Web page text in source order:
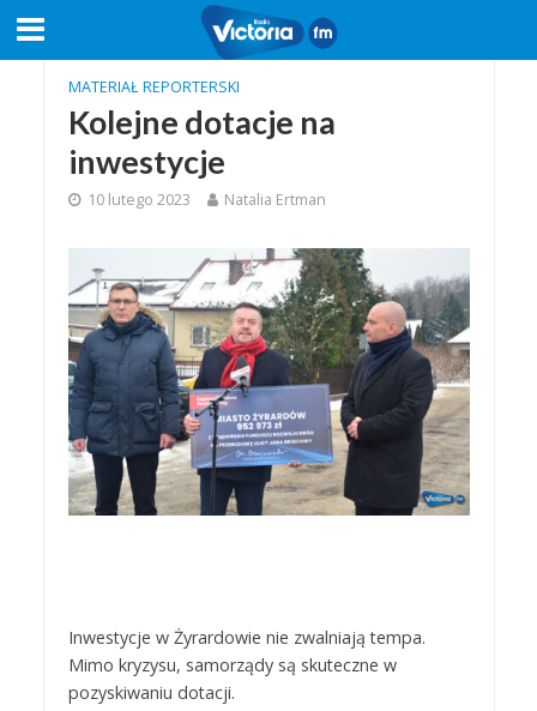
MATERIAŁ REPORTERSKI
Kolejne dotacje na
inwestycje
10 lutego 2023 Natalia Ertman
Inwestycje w Żyrardowie nie zwalniają tempa.
Mimo kryzysu, samorządy są skuteczne w
pozyskiwaniu dotacji.